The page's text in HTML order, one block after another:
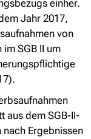
einher.
Jahr 2017,
von
SGB II um
aus dem SGB-II-
Ergebnissen